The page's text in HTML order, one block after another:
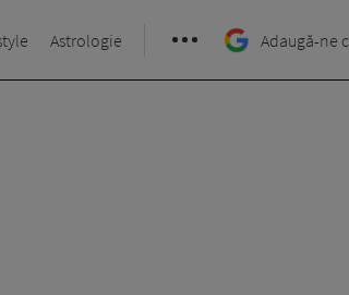
Astrologie Adaugă-ne